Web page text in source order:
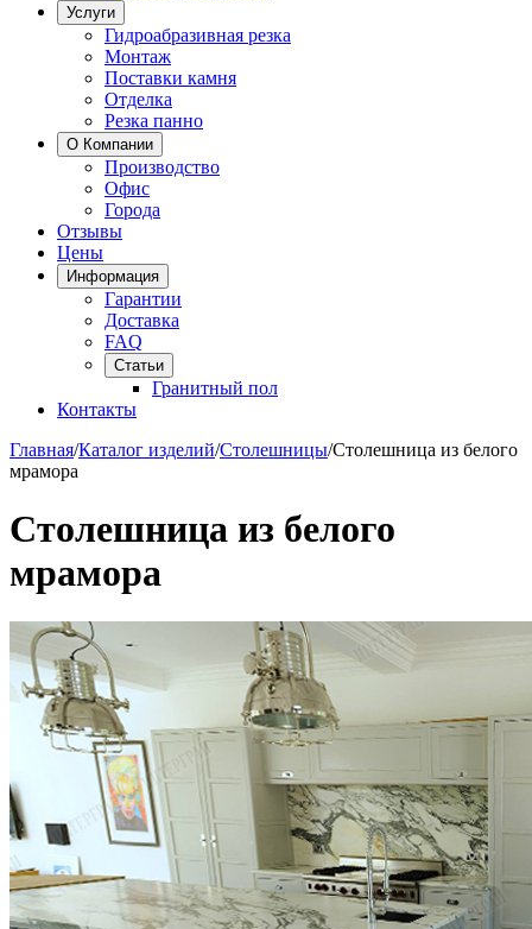
Услуги
Гидроабразивная резка
Монтаж
Поставки камня
Отделка
Резка панно
О Компании
Производство
Офис
Города
Отзывы
Цены
Информация
Гарантии
Доставка
FAQ
Статьи
Гранитный пол
Контакты
Главная/Каталог изделий/Столешницы/Столешница из белого
мрамора
Столешница из белого
мрамора